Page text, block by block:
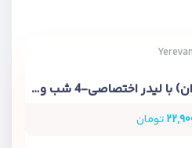
Yerevan
تور زمینی ارمنستان(ایروان) با لیدر اختصاصی-4 شب و 5 روز
تومان